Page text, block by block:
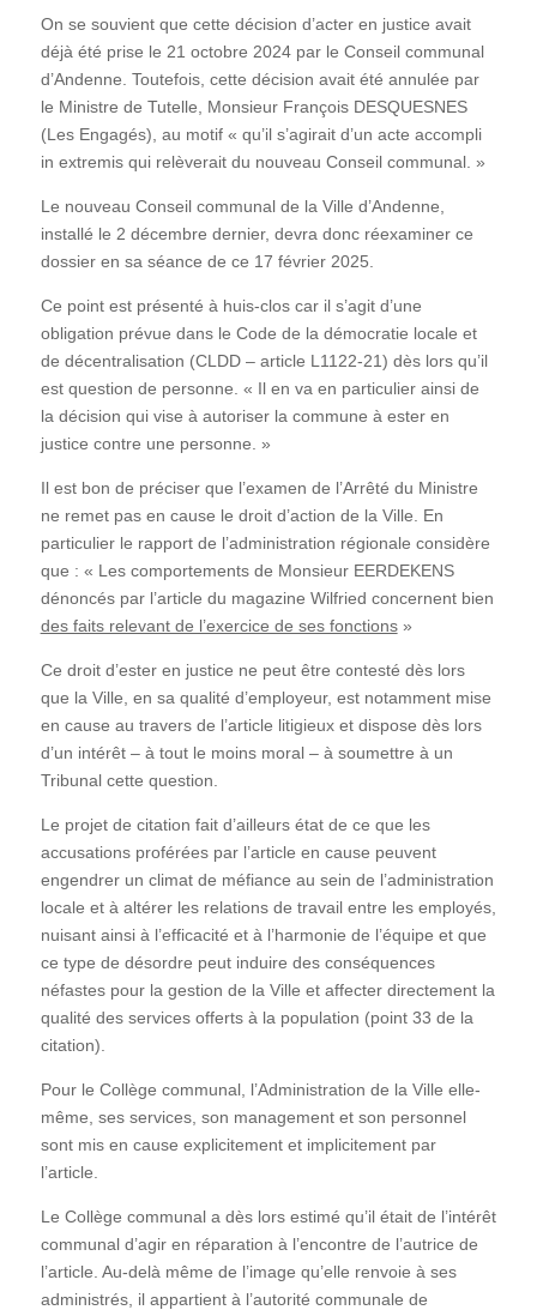
On se souvient que cette décision d’acter en justice avait
déjà été prise le 21 octobre 2024 par le Conseil communal
d’Andenne. Toutefois, cette décision avait été annulée par
le Ministre de Tutelle, Monsieur François DESQUESNES
(Les Engagés), au motif « qu’il s’agirait d’un acte accompli
in extremis qui relèverait du nouveau Conseil communal. »
Le nouveau Conseil communal de la Ville d’Andenne,
installé le 2 décembre dernier, devra donc réexaminer ce
dossier en sa séance de ce 17 février 2025.
Ce point est présenté à huis-clos car il s’agit d’une
obligation prévue dans le Code de la démocratie locale et
de décentralisation (CLDD – article L1122-21) dès lors qu’il
est question de personne. « Il en va en particulier ainsi de
la décision qui vise à autoriser la commune à ester en
justice contre une personne. »
Il est bon de préciser que l’examen de l’Arrêté du Ministre
ne remet pas en cause le droit d’action de la Ville. En
particulier le rapport de l’administration régionale considère
que : « Les comportements de Monsieur EERDEKENS
dénoncés par l’article du magazine Wilfried concernent bien
des faits relevant de l’exercice de ses fonctions»
Ce droit d’ester en justice ne peut être contesté dès lors
que la Ville, en sa qualité d’employeur, est notamment mise
en cause au travers de l’article litigieux et dispose dès lors
d’un intérêt – à tout le moins moral – à soumettre à un
Tribunal cette question.
Le projet de citation fait d’ailleurs état de ce que les
accusations proférées par l’article en cause peuvent
engendrer un climat de méfiance au sein de l’administration
locale et à altérer les relations de travail entre les employés,
nuisant ainsi à l’efficacité et à l’harmonie de l’équipe et que
ce type de désordre peut induire des conséquences
néfastes pour la gestion de la Ville et affecter directement la
qualité des services offerts à la population (point 33 de la
citation).
Pour le Collège communal, l’Administration de la Ville elle-
même, ses services, son management et son personnel
sont mis en cause explicitement et implicitement par
l’article.
Le Collège communal a dès lors estimé qu’il était de l’intérêt
communal d’agir en réparation à l’encontre de l’autrice de
l’article. Au-delà même de l’image qu’elle renvoie à ses
administrés, il appartient à l’autorité communale de